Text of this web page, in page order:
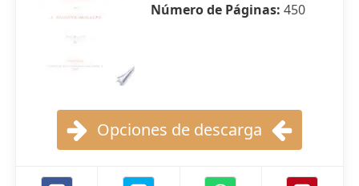
Número de Páginas: 450
Opciones de descarga